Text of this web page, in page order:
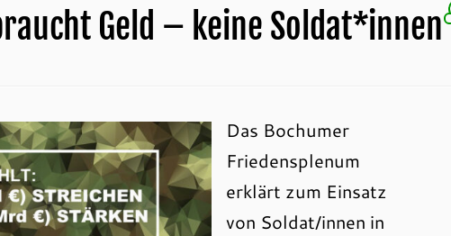
Geld – keine Soldat*innen
Das Bochumer
Friedensplenum
erklärt zum Einsatz
von Soldat/innen in